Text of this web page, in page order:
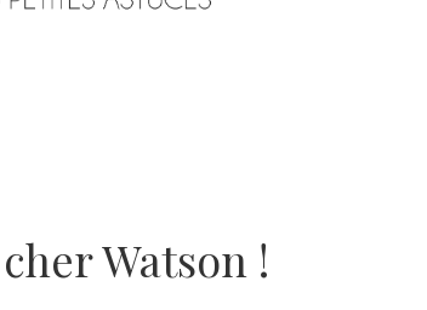
Watson !